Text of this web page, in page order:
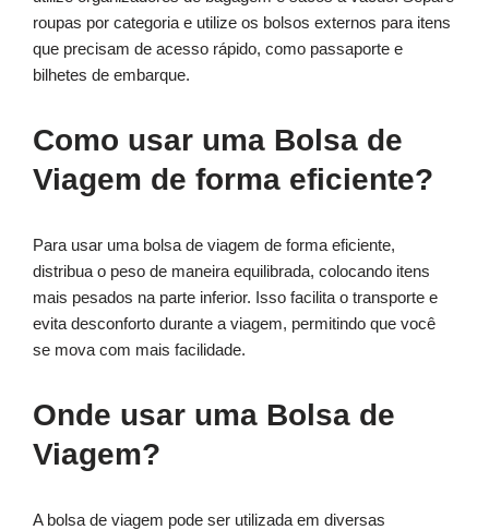
roupas por categoria e utilize os bolsos externos para itens
que precisam de acesso rápido, como passaporte e
bilhetes de embarque.
Como usar uma Bolsa de
Viagem de forma eficiente?
Para usar uma bolsa de viagem de forma eficiente,
distribua o peso de maneira equilibrada, colocando itens
mais pesados na parte inferior. Isso facilita o transporte e
evita desconforto durante a viagem, permitindo que você
se mova com mais facilidade.
Onde usar uma Bolsa de
Viagem?
A bolsa de viagem pode ser utilizada em diversas